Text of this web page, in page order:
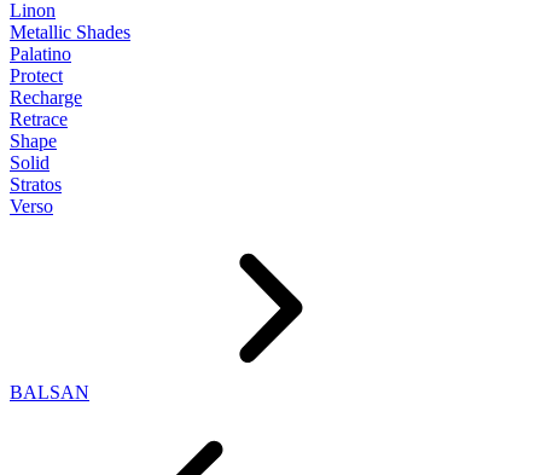
Linon
Metallic Shades
Palatino
Protect
Recharge
Retrace
Shape
Solid
Stratos
Verso
BALSAN